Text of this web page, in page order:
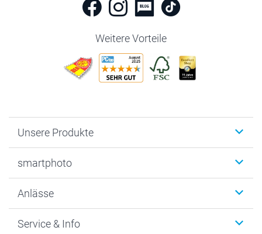
Weitere Vorteile
Unsere Produkte
Fotogeschenke
MyNameBook
Fotoabzüge, Fotos als Buch & Poster
smartphoto
Warum smartphoto
Datenschutz
Anlässe
Neujahr
Service & Info